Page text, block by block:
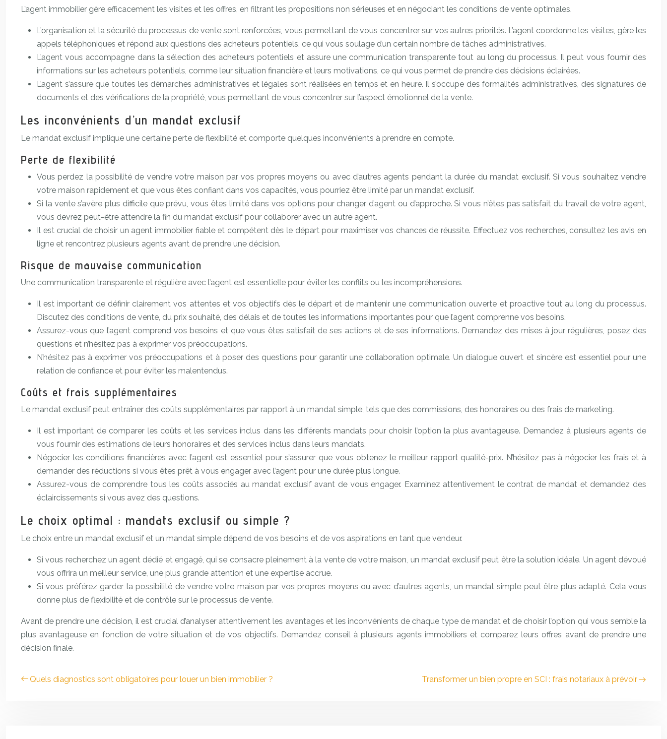
L’agent immobilier gère efficacement les visites et les offres, en filtrant les propositions non sérieuses et en négociant les conditions de vente optimales.
L’organisation et la sécurité du processus de vente sont renforcées, vous permettant de vous concentrer sur vos autres priorités. L’agent coordonne les visites, gère les
appels téléphoniques et répond aux questions des acheteurs potentiels, ce qui vous soulage d’un certain nombre de tâches administratives.
L’agent vous accompagne dans la sélection des acheteurs potentiels et assure une communication transparente tout au long du processus. Il peut vous fournir des
informations sur les acheteurs potentiels, comme leur situation financière et leurs motivations, ce qui vous permet de prendre des décisions éclairées.
L’agent s’assure que toutes les démarches administratives et légales sont réalisées en temps et en heure. Il s’occupe des formalités administratives, des signatures de
documents et des vérifications de la propriété, vous permettant de vous concentrer sur l’aspect émotionnel de la vente.
Les inconvénients d’un mandat exclusif
Le mandat exclusif implique une certaine perte de flexibilité et comporte quelques inconvénients à prendre en compte.
Perte de flexibilité
Vous perdez la possibilité de vendre votre maison par vos propres moyens ou avec d’autres agents pendant la durée du mandat exclusif. Si vous souhaitez vendre
votre maison rapidement et que vous êtes confiant dans vos capacités, vous pourriez être limité par un mandat exclusif.
Si la vente s’avère plus difficile que prévu, vous êtes limité dans vos options pour changer d’agent ou d’approche. Si vous n’êtes pas satisfait du travail de votre agent,
vous devrez peut-être attendre la fin du mandat exclusif pour collaborer avec un autre agent.
Il est crucial de choisir un agent immobilier fiable et compétent dès le départ pour maximiser vos chances de réussite. Effectuez vos recherches, consultez les avis en
ligne et rencontrez plusieurs agents avant de prendre une décision.
Risque de mauvaise communication
Une communication transparente et régulière avec l’agent est essentielle pour éviter les conflits ou les incompréhensions.
Il est important de définir clairement vos attentes et vos objectifs dès le départ et de maintenir une communication ouverte et proactive tout au long du processus.
Discutez des conditions de vente, du prix souhaité, des délais et de toutes les informations importantes pour que l’agent comprenne vos besoins.
Assurez-vous que l’agent comprend vos besoins et que vous êtes satisfait de ses actions et de ses informations. Demandez des mises à jour régulières, posez des
questions et n’hésitez pas à exprimer vos préoccupations.
N’hésitez pas à exprimer vos préoccupations et à poser des questions pour garantir une collaboration optimale. Un dialogue ouvert et sincère est essentiel pour une
relation de confiance et pour éviter les malentendus.
Coûts et frais supplémentaires
Le mandat exclusif peut entraîner des coûts supplémentaires par rapport à un mandat simple, tels que des commissions, des honoraires ou des frais de marketing.
Il est important de comparer les coûts et les services inclus dans les différents mandats pour choisir l’option la plus avantageuse. Demandez à plusieurs agents de
vous fournir des estimations de leurs honoraires et des services inclus dans leurs mandats.
Négocier les conditions financières avec l’agent est essentiel pour s’assurer que vous obtenez le meilleur rapport qualité-prix. N’hésitez pas à négocier les frais et à
demander des réductions si vous êtes prêt à vous engager avec l’agent pour une durée plus longue.
Assurez-vous de comprendre tous les coûts associés au mandat exclusif avant de vous engager. Examinez attentivement le contrat de mandat et demandez des
éclaircissements si vous avez des questions.
Le choix optimal : mandats exclusif ou simple ?
Le choix entre un mandat exclusif et un mandat simple dépend de vos besoins et de vos aspirations en tant que vendeur.
Si vous recherchez un agent dédié et engagé, qui se consacre pleinement à la vente de votre maison, un mandat exclusif peut être la solution idéale. Un agent dévoué
vous offrira un meilleur service, une plus grande attention et une expertise accrue.
Si vous préférez garder la possibilité de vendre votre maison par vos propres moyens ou avec d’autres agents, un mandat simple peut être plus adapté. Cela vous
donne plus de flexibilité et de contrôle sur le processus de vente.
Avant de prendre une décision, il est crucial d’analyser attentivement les avantages et les inconvénients de chaque type de mandat et de choisir l’option qui vous semble la
plus avantageuse en fonction de votre situation et de vos objectifs. Demandez conseil à plusieurs agents immobiliers et comparez leurs offres avant de prendre une
décision finale.
Quels diagnostics sont obligatoires pour louer un bien immobilier ? Transformer un bien propre en SCI : frais notariaux à prévoir